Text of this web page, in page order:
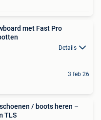
met Fast Pro
Details
3 feb 26
/ boots heren –
TLS